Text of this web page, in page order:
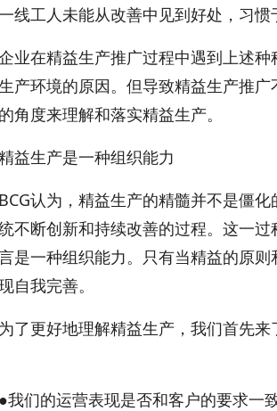
工人未能从改善中见到好处，习惯
在精益生产推广过程中遇到上述种
产环境的原因。但导致精益生产推广
角度来理解和落实精益生产。
生产是一种组织能力
认为，精益生产的精髓并不是僵化
不断创新和持续改善的过程。这一
是一种组织能力。只有当精益的原
自我完善。
更好地理解精益生产，我们首先来
的运营表现是否和客户的要求一